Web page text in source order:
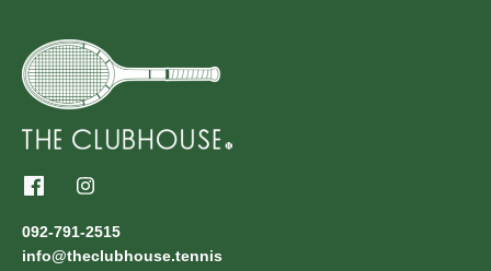
092-791-2515
info@theclubhouse.tennis